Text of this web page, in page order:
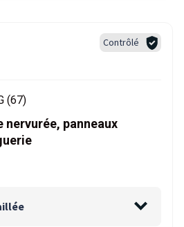
Contrôlé
(67)
nervurée, panneaux